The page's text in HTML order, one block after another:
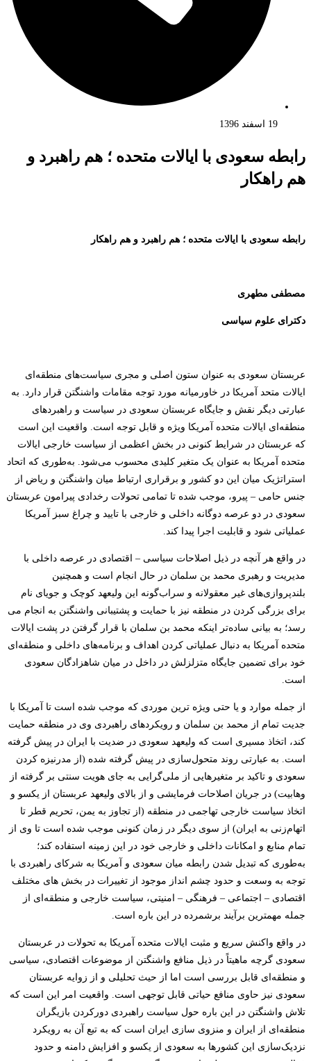
19 اسفند 1396
رابطه سعودی با ایالات متحده ؛ هم راهبرد و
هم راهکار
رابطه سعودی با ایالات متحده ؛ هم راهبرد و هم راهکار
مصطفی مطهری
دکترای علوم سیاسی
عربستان سعودی به عنوان ستون اصلی و مجری سیاست‌های منطقه‌ای
ایالات متحد آمریکا در خاورمیانه مورد توجه مقامات واشنگتن قرار دارد. به
عبارتی دیگر نقش و جایگاه عربستان سعودی در سیاست و راهبردهای
منطقه‌ای ایالات متحده آمریکا ویژه و قابل توجه است. واقعیت این است
که عربستان در شرایط کنونی در بخش اعظمی از سیاست خارجی ایالات
متحده آمریکا به عنوان یک متغیر کلیدی محسوب می‌شود. به‌طوری که اتحاد
استراتژیک میان این دو کشور و برقراری ارتباط میان واشنگتن و ریاض از
جنس حامی – پیرو، موجب شده تا تمامی تحولات رخدادی پیرامون عربستان
سعودی در دو عرصه دوگانه داخلی و خارجی با تایید و چراغ سبز آمریکا
عملیاتی شود و قابلیت اجرا پیدا کند.
در واقع هر آنچه در ذیل اصلاحات سیاسی – اقتصادی در عرصه داخلی با
مدیریت و رهبری محمد بن سلمان در حال انجام است و همچنین
بلندپروازی‌های غیر معقولانه و سراب‌گونه این ولیعهد کوچک و جویای نام
برای بزرگی کردن در منطقه نیز با حمایت و پشتیبانی واشنگتن به انجام می
رسد؛ به بیانی ساده‌تر اینکه محمد بن سلمان با قرار گرفتن در پشت ایالات
متحده آمریکا به دنبال عملیاتی کردن اهداف و برنامه‌های داخلی و منطقه‌ای
خود برای تضمین جایگاه متزلزلش در داخل در میان شاهزادگان سعودی
است.
از جمله موارد و یا حتی ویژه ترین موردی که موجب شده است تا آمریکا با
جدیت تمام از محمد بن سلمان و رویکردهای راهبردی وی در منطقه حمایت
کند، اتخاذ مسیری است که ولیعهد سعودی در ضدیت با ایران در پیش گرفته
است. به عبارتی روند متحول‌سازی در پیش گرفته شده (از مدرنیزه کردن
سعودی و تاکید بر متغیرهایی از ملی‌گرایی به جای هویت سنتی بر گرفته از
وهابیت) در جریان اصلاحات فرمایشی و از بالای ولیعهد عربستان از یکسو و
اتخاذ سیاست خارجی تهاجمی در منطقه (از تجاوز به یمن، تحریم قطر تا
اتهام‌زنی به ایران) از سوی دیگر در زمان کنونی موجب شده است تا وی از
تمام منابع و امکانات داخلی و خارجی خود در این زمینه استفاده کند؛
به‌طوری که تبدیل شدن رابطه میان سعودی و آمریکا به شرکای راهبردی با
توجه به وسعت و حدود چشم انداز موجود از تغییرات در بخش های مختلف
اقتصادی – اجتماعی – فرهنگی – امنیتی، سیاست خارجی و منطقه‌ای از
جمله مهمترین برآیند برشمرده در این باره است.
در واقع واکنش سریع و مثبت ایالات متحده آمریکا به تحولات در عربستان
سعودی گرچه ماهیتاً در ذیل منافع واشنگتن از موضوعات اقتصادی، سیاسی
و منطقه‌ای قابل بررسی است اما از حیث تحلیلی و از زوایه عربستان
سعودی نیز حاوی منافع حیاتی قابل توجهی است. واقعیت امر این است که
تلاش واشنگتن در این باره حول سیاست راهبردی دورکردن بازیگران
منطقه‌ای از ایران و منزوی سازی ایران است که به تبع آن به رویکرد
نزدیک‌سازی این کشورها به سعودی از یکسو و افزایش دامنه و حدود